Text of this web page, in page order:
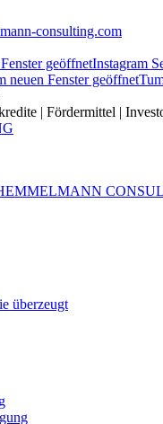
consulting.com
geöffnetInstagram
neuen Fenster geöffnet
| Fördermittel |
überzeugt